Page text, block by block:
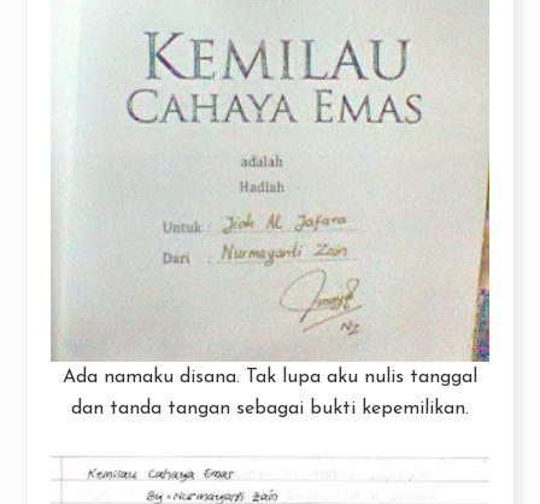
Ada namaku disana. Tak lupa aku nulis tanggal
dan tanda tangan sebagai bukti kepemilikan.